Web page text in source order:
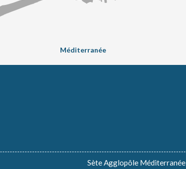
Méditerranée
Sète Agglopôle Méditerranée